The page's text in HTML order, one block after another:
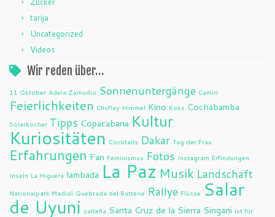
tarija
Uncategorized
Videos
Wir reden über…
11 Oktober Adela Zamudio Sonnenuntergänge Camiri
Feierlichkeiten Chuflay Himmel Kino Koks Cochabamba
Solarkocher Tipps Copacabana Kultur
Kuriositäten Cocktails Dakar Tag der Frau
Erfahrungen Fan Feminismus Fotos Instagram Erfindungen
Inseln La Higuera lambada La Paz Musik Landschaft
Nationalpark Madidi Quebrada del Batterie Rallye Flüsse Salar
de Uyuni salteña Santa Cruz de la Sierra Singani ist für